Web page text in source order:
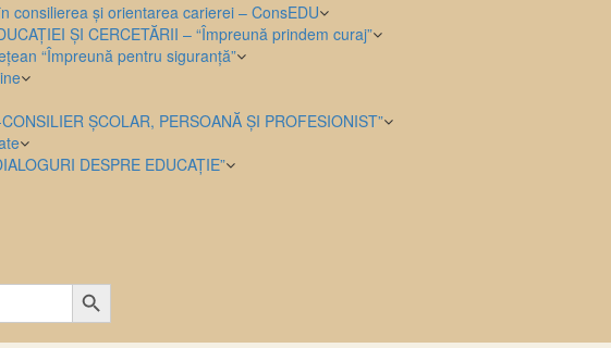
consilierea și orientarea carierei – ConsEDU
ȘI CERCETĂRII – “Împreună prindem curaj”
“Împreună pentru siguranță”
ȘCOLAR, PERSOANĂ ȘI PROFESIONIST”
DESPRE EDUCAȚIE”
Search Button